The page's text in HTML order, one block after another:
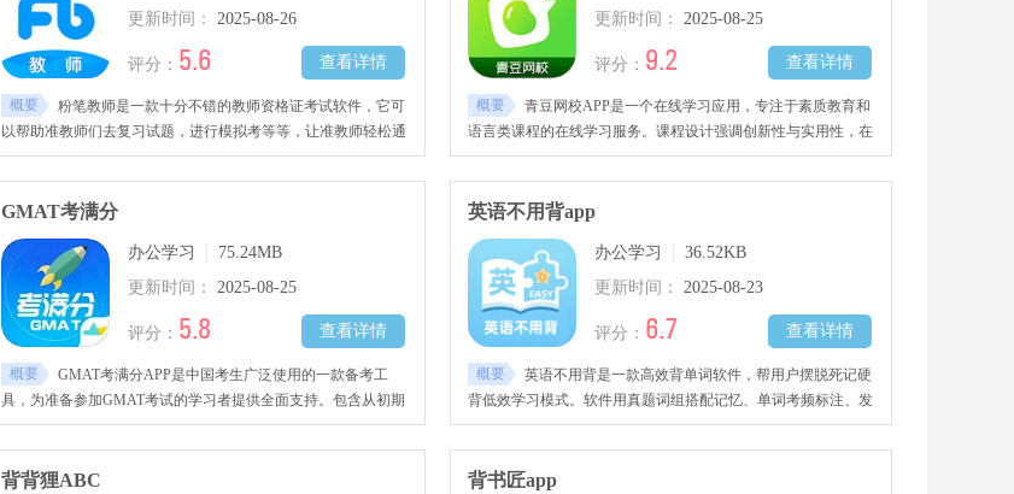
更新时间：
2025-08-26
查看详情
评分： 5.6
概要
粉笔教师是一款十分不错的教师资格证考试软件，它可
以帮助准教师们去复习试题，进行模拟考等等，让准教师轻松通
过教师资格证考试，所以快来下载体验吧！
更新时间：
2025-08-25
查看详情
评分： 9.2
概要
青豆网校APP是一个在线学习应用，专注于素质教育和
语言类课程的在线学习服务。课程设计强调创新性与实用性，在
语言学习与综合素养提升方面形成特色。采用直播、互动练习与
智能管理相结合的方式，为不同年龄阶段的学习者定制学习路
径，支持灵活安排学习进度。有需要的小伙伴可以点击下载。
GMAT考满分
办公学习
75.24MB
更新时间：
2025-08-25
查看详情
评分： 5.8
概要
GMAT考满分APP是中国考生广泛使用的一款备考工
具，为准备参加GMAT考试的学习者提供全面支持。包含从初期
知识点掌握、词汇积累，到中期题目练习、直播课程参与，最终
阶段模拟测试的完整备考流程。内容覆盖语法、逻辑、阅读和数
学等多个科目，适配不同学习阶段的考生需求。整合大量备考资
英语不用背app
办公学习
36.52KB
更新时间：
2025-08-23
查看详情
评分： 6.7
概要
英语不用背是一款高效背单词软件，帮用户摆脱死记硬
背低效学习模式。软件用真题词组搭配记忆、单词考频标注、发
音听读强化、拼写测试等科学方法，结合碎片化学习节奏与智能
复习提醒，帮助用户快速扩充词汇量，强化实战运用能力。适用
于四六级、考研、雅思托福、出国留学等场景!
背背狸ABC 背书匠app